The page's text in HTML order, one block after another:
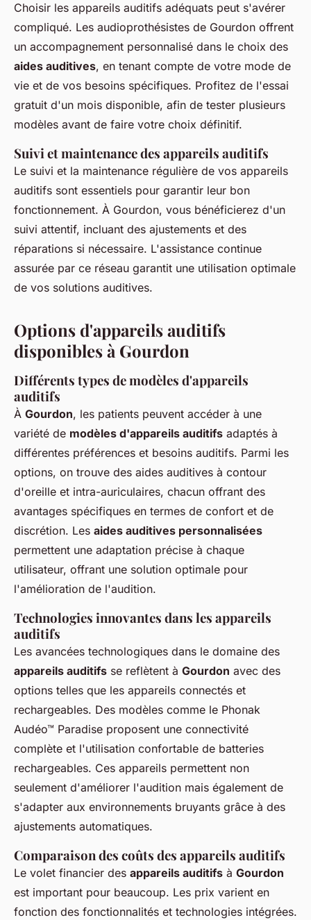
Choisir les appareils auditifs adéquats peut s'avérer
compliqué. Les audioprothésistes de Gourdon offrent
un accompagnement personnalisé dans le choix des
aides auditives, en tenant compte de votre mode de
vie et de vos besoins spécifiques. Profitez de l'essai
gratuit d'un mois disponible, afin de tester plusieurs
modèles avant de faire votre choix définitif.
Suivi et maintenance des appareils auditifs
Le suivi et la maintenance régulière de vos appareils
auditifs sont essentiels pour garantir leur bon
fonctionnement. À Gourdon, vous bénéficierez d'un
suivi attentif, incluant des ajustements et des
réparations si nécessaire. L'assistance continue
assurée par ce réseau garantit une utilisation optimale
de vos solutions auditives.
Options d'appareils auditifs
disponibles à Gourdon
Différents types de modèles d'appareils
auditifs
À Gourdon, les patients peuvent accéder à une
variété de modèles d'appareils auditifs adaptés à
différentes préférences et besoins auditifs. Parmi les
options, on trouve des aides auditives à contour
d'oreille et intra-auriculaires, chacun offrant des
avantages spécifiques en termes de confort et de
discrétion. Les aides auditives personnalisées
permettent une adaptation précise à chaque
utilisateur, offrant une solution optimale pour
l'amélioration de l'audition.
Technologies innovantes dans les appareils
auditifs
Les avancées technologiques dans le domaine des
appareils auditifs se reflètent à Gourdon avec des
options telles que les appareils connectés et
rechargeables. Des modèles comme le Phonak
Audéo™ Paradise proposent une connectivité
complète et l'utilisation confortable de batteries
rechargeables. Ces appareils permettent non
seulement d'améliorer l'audition mais également de
s'adapter aux environnements bruyants grâce à des
ajustements automatiques.
Comparaison des coûts des appareils auditifs
Le volet financier des appareils auditifs à Gourdon
est important pour beaucoup. Les prix varient en
fonction des fonctionnalités et technologies intégrées.